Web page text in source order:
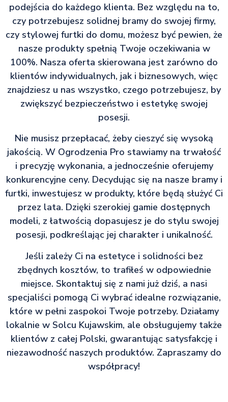
podejścia do każdego klienta. Bez względu na to,
czy potrzebujesz solidnej bramy do swojej firmy,
czy stylowej furtki do domu, możesz być pewien, że
nasze produkty spełnią Twoje oczekiwania w
100%. Nasza oferta skierowana jest zarówno do
klientów indywidualnych, jak i biznesowych, więc
znajdziesz u nas wszystko, czego potrzebujesz, by
zwiększyć bezpieczeństwo i estetykę swojej
posesji.
Nie musisz przepłacać, żeby cieszyć się wysoką
jakością. W Ogrodzenia Pro stawiamy na trwałość
i precyzję wykonania, a jednocześnie oferujemy
konkurencyjne ceny. Decydując się na nasze bramy i
furtki, inwestujesz w produkty, które będą służyć Ci
przez lata. Dzięki szerokiej gamie dostępnych
modeli, z łatwością dopasujesz je do stylu swojej
posesji, podkreślając jej charakter i unikalność.
Jeśli zależy Ci na estetyce i solidności bez
zbędnych kosztów, to trafiłeś w odpowiednie
miejsce. Skontaktuj się z nami już dziś, a nasi
specjaliści pomogą Ci wybrać idealne rozwiązanie,
które w pełni zaspokoi Twoje potrzeby. Działamy
lokalnie w Solcu Kujawskim, ale obsługujemy także
klientów z całej Polski, gwarantując satysfakcję i
niezawodność naszych produktów. Zapraszamy do
współpracy!